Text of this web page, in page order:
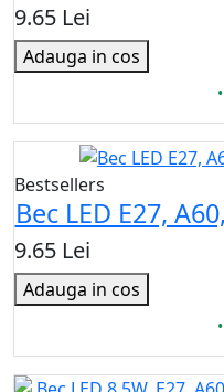
9.65 Lei
Adauga in cos
Bestsellers
Bec LED E27,
9.65 Lei
Adauga in cos